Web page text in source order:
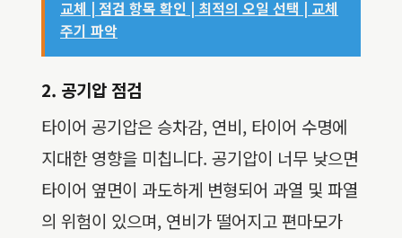
교체 | 점검 항목 확인 | 최적의 오일 선택 | 교체
주기 파악
2. 공기압 점검
타이어 공기압은 승차감, 연비, 타이어 수명에
지대한 영향을 미칩니다. 공기압이 너무 낮으면
타이어 옆면이 과도하게 변형되어 과열 및 파열
의 위험이 있으며, 연비가 떨어지고 편마모가